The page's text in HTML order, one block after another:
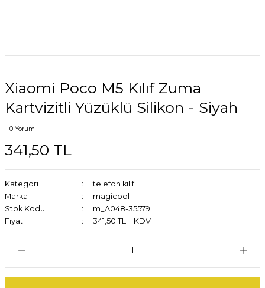
Xiaomi Poco M5 Kılıf Zuma
Kartvizitli Yüzüklü Silikon - Siyah
0 Yorum
341,50 TL
Kategori
telefon kılıfı
Marka
magicool
Stok Kodu
m_A048-35579
Fiyat
341,50 TL + KDV